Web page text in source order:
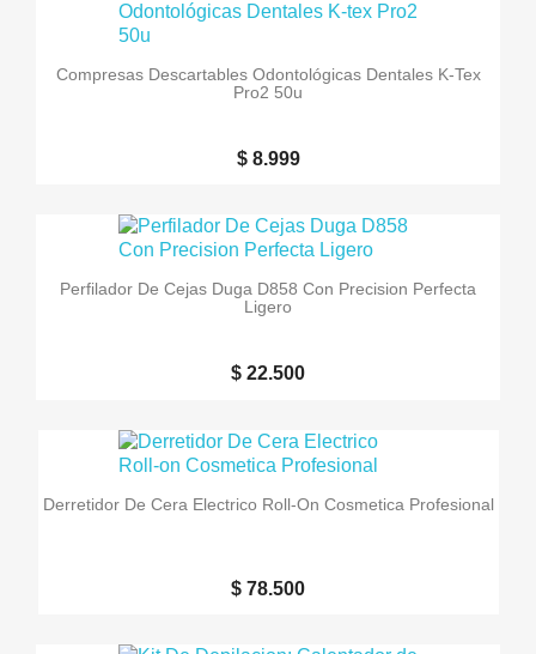
Compresas Descartables Odontológicas Dentales K-Tex
Pro2 50u
$ 8.999
Perfilador De Cejas Duga D858 Con Precision Perfecta
Ligero
$ 22.500
Derretidor De Cera Electrico Roll-On Cosmetica Profesional
$ 78.500